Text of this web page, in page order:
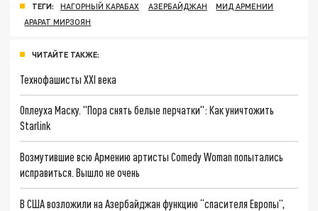
ТЕГИ: НАГОРНЫЙ КАРАБАХ АЗЕРБАЙДЖАН
МИД АРМЕНИИ
АРАРАТ МИРЗОЯН
ЧИТАЙТЕ ТАКЖЕ:
Технофашисты XXI века
Оплеуха Маску. "Пора снять белые перчатки": Как уничтожить
Starlink
Возмутившие всю Армению артисты Comedy Woman попытались
исправиться. Вышло не очень
В США возложили на Азербайджан функцию “спасителя Европы”,